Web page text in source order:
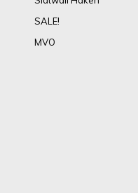
SALE!
MVO